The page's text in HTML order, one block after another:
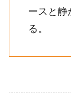
ースと静
る。